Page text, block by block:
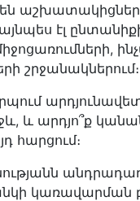
էլ
շրջանակներում։
և արդյո՞ք
հարցում։
կառավարման